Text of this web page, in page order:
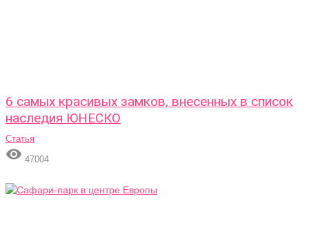
6 самых красивых замков, внесенных в список
наследия ЮНЕСКО
Статья
 47004